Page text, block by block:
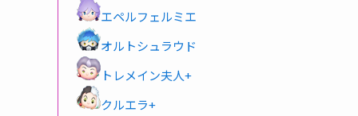
エペルフェルミエ
オルトシュラウド
トレメイン夫人+
クルエラ+